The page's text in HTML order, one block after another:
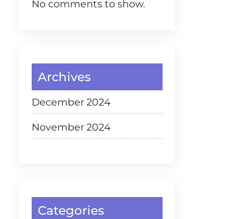
No comments to show.
Archives
December 2024
November 2024
Categories